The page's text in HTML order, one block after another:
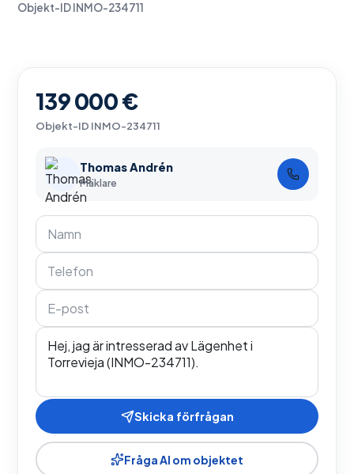
Objekt-IDINMO-234711
139 000 €
Objekt-ID INMO-234711
Thomas Andrén
Mäklare
Skicka förfrågan
Fråga AI om objektet